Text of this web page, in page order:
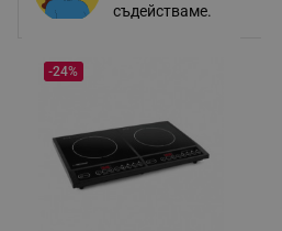
съдействаме.
-24%